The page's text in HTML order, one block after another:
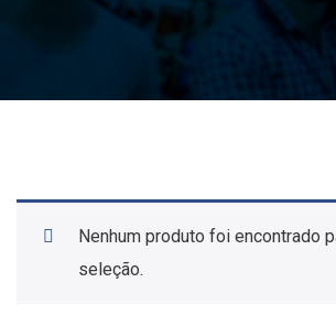
Nenhum produto foi encontrado
seleção.